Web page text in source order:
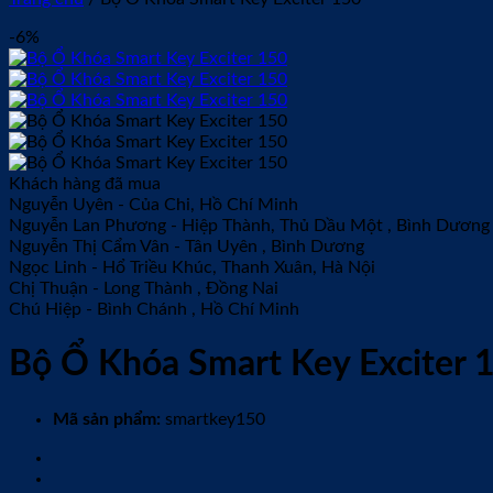
-6%
Khách hàng đã mua
Nguyễn Uyên - Của Chi, Hồ Chí Minh
Nguyễn Lan Phương - Hiệp Thành, Thủ Dầu Một , Bình Dương
Nguyễn Thị Cẩm Vân - Tân Uyên , Bình Dương
Ngọc Linh - Hổ Triều Khúc, Thanh Xuân, Hà Nội
Chị Thuận -
Long Thành , Đồng Nai
Chú Hiệp - Bình Chánh , Hồ Chí Minh
Bộ Ổ Khóa Smart Key Exciter
Mã sản phẩm: smartkey150